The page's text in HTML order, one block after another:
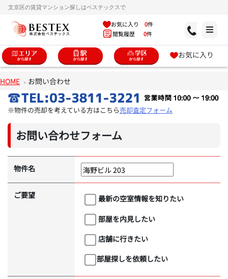
文京区の賃貸マンション探しはベステックスで
お気に入り 0件
閲覧履歴 0件
お気に入り
HOME お問い合わせ
※物件の売却を考えている方はこちら売却査定フォーム
お問い合わせフォーム
物件名
ご要望
最新の空室情報を知りたい
部屋を内見したい
店舗に行きたい
部屋探しを依頼したい